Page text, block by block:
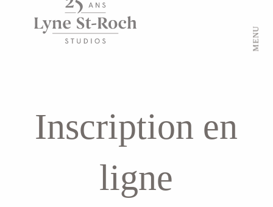
MENU
Inscription en
ligne